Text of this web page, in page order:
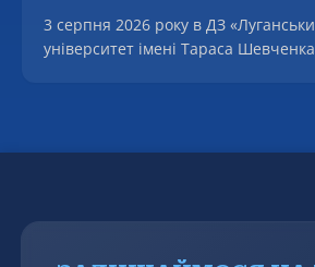
3 серпня 2026 року в ДЗ
університет імені Тараса